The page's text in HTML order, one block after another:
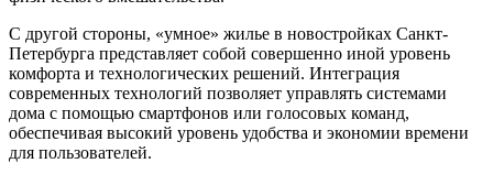
С другой стороны, «умное» жилье в новостройках Санкт-
Петербурга представляет собой совершенно иной уровень
комфорта и технологических решений. Интеграция
современных технологий позволяет управлять системами
дома с помощью смартфонов или голосовых команд,
обеспечивая высокий уровень удобства и экономии времени
для пользователей.